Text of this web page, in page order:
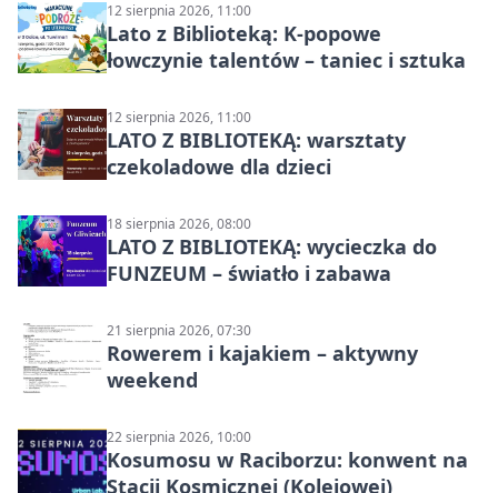
12 sierpnia 2026, 11:00
Lato z Biblioteką: K-popowe
łowczynie talentów – taniec i sztuka
12 sierpnia 2026, 11:00
LATO Z BIBLIOTEKĄ: warsztaty
czekoladowe dla dzieci
18 sierpnia 2026, 08:00
LATO Z BIBLIOTEKĄ: wycieczka do
FUNZEUM – światło i zabawa
21 sierpnia 2026, 07:30
Rowerem i kajakiem – aktywny
weekend
22 sierpnia 2026, 10:00
Kosumosu w Raciborzu: konwent na
Stacji Kosmicznej (Kolejowej)